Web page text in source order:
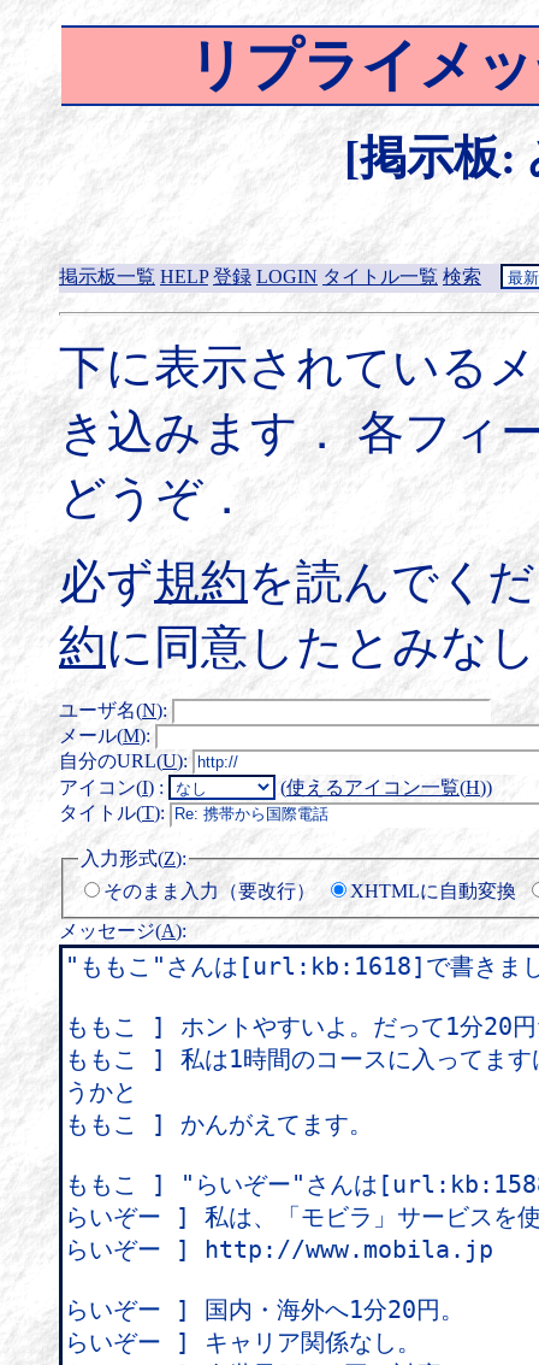
リプライメ
[掲示板:
掲示板一覧 HELP 登録 LOGIN タイトル一覧 検索
下に表示されている
き込みます． 各フィ
どうぞ．
必ず規約を読んでく
約に同意したとみな
ユーザ名(N):
メール(M):
自分のURL(U):
アイコン(I) : (使えるアイコン一覧(H))
タイトル(T):
入力形式(Z):
そのまま入力（要改行）
XHTMLに自動変換
メッセージ(A):